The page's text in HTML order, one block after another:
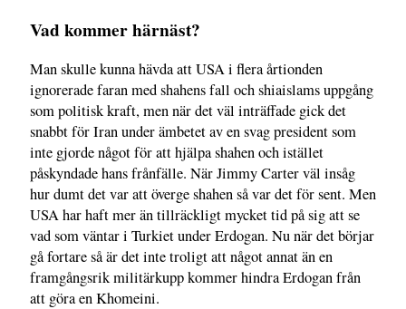
Vad kommer härnäst?
Man skulle kunna hävda att USA i flera årtionden
ignorerade faran med shahens fall och shiaislams uppgång
som politisk kraft, men när det väl inträffade gick det
snabbt för Iran under ämbetet av en svag president som
inte gjorde något för att hjälpa shahen och istället
påskyndade hans frånfälle. När Jimmy Carter väl insåg
hur dumt det var att överge shahen så var det för sent. Men
USA har haft mer än tillräckligt mycket tid på sig att se
vad som väntar i Turkiet under Erdogan. Nu när det börjar
gå fortare så är det inte troligt att något annat än en
framgångsrik militärkupp kommer hindra Erdogan från
att göra en Khomeini.